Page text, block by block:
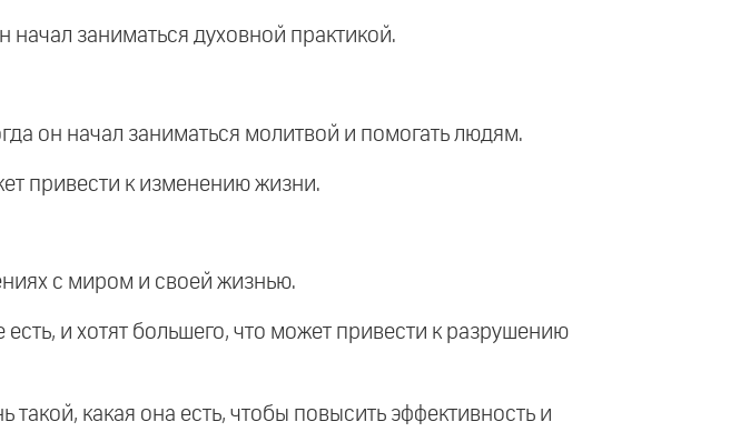
начал заниматься духовной практикой.
он начал заниматься молитвой и помогать людям.
привести к изменению жизни.
с миром и своей жизнью.
и хотят большего, что может привести к разрушению
какая она есть, чтобы повысить эффективность и